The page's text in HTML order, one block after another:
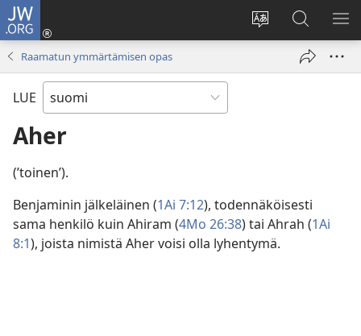
JW.ORG
Vaihda
sivuston
Kirjaudu
(avaa
Hae
JW.ORG-
sivustolta
Raamatun ymmärtämisen opas
LUE
Aher
(’toinen’).
Benjaminin jälkeläinen (1Ai 7:12), todennäköisesti
sama henkilö kuin Ahiram (4Mo 26:38) tai Ahrah (1Ai
8:1), joista nimistä Aher voisi olla lyhentymä.